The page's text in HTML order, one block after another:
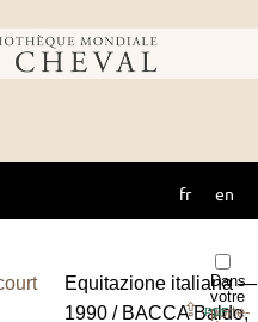
du
fr en
Dans
votre
porte-
⇪PDF
Equitazione italiana —
1990 / BACCA Baldo,